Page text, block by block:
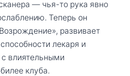
— чья-то рука явно
Теперь он
развивает
лекаря и
с влиятельными
клуба.